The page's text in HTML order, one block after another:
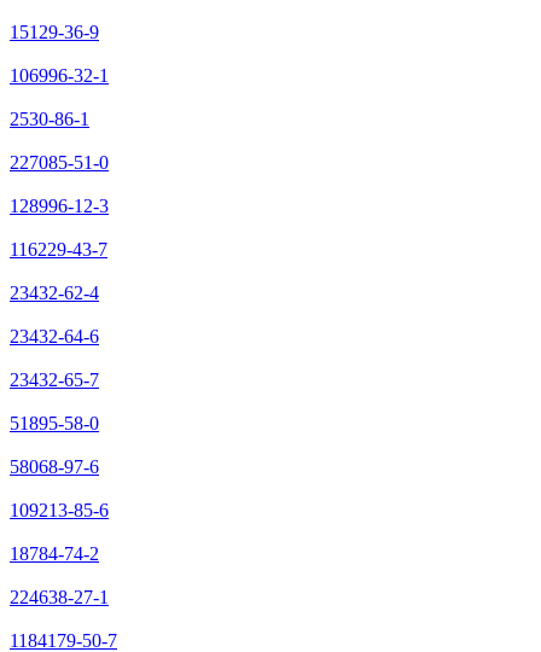
15129-36-9
106996-32-1
2530-86-1
227085-51-0
128996-12-3
116229-43-7
23432-62-4
23432-64-6
23432-65-7
51895-58-0
58068-97-6
109213-85-6
18784-74-2
224638-27-1
1184179-50-7